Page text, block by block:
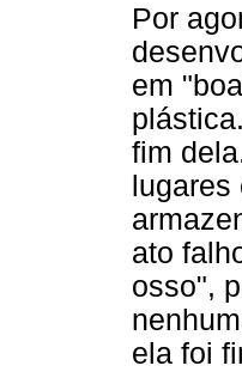
Por
em
fim
lugares
ato
osso",
ela foi